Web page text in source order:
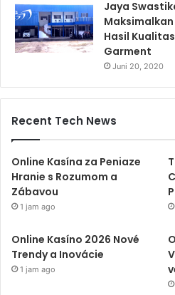
Jaya
Hasil
Garment
Juni 20, 2020
Recent Tech News
Online Kasína za Peniaze
Hranie s Rozumom a
Zábavou
1 jam ago
Online Kasíno 2026 Nové
Trendy a Inovácie
1 jam ago